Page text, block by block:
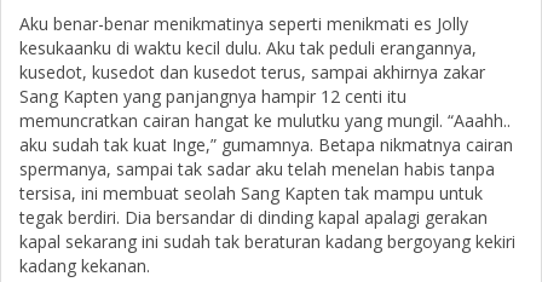
Aku benar-benar menikmatinya seperti menikmati es Jolly
kesukaanku di waktu kecil dulu. Aku tak peduli erangannya,
kusedot, kusedot dan kusedot terus, sampai akhirnya zakar
Sang Kapten yang panjangnya hampir 12 centi itu
memuncratkan cairan hangat ke mulutku yang mungil. “Aaahh..
aku sudah tak kuat Inge,” gumamnya. Betapa nikmatnya cairan
spermanya, sampai tak sadar aku telah menelan habis tanpa
tersisa, ini membuat seolah Sang Kapten tak mampu untuk
tegak berdiri. Dia bersandar di dinding kapal apalagi gerakan
kapal sekarang ini sudah tak beraturan kadang bergoyang kekiri
kadang kekanan.